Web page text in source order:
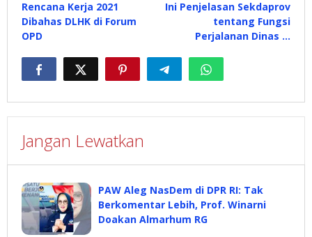
pos
Rencana Kerja 2021
Dibahas DLHK di Forum
OPD
Ini Penjelasan Sekdaprov
tentang Fungsi
Perjalanan Dinas …
Jangan Lewatkan
PAW Aleg NasDem di DPR RI: Tak
Berkomentar Lebih, Prof. Winarni
Doakan Almarhum RG